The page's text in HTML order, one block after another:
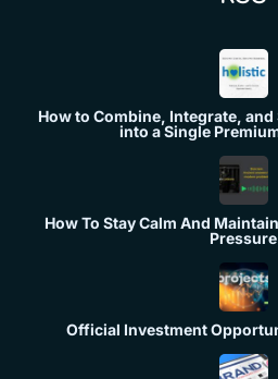
How to Combine, Integrate,
into a Single
How To Stay Calm And
Pressure
Official Investment